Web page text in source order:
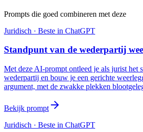
Prompts die goed combineren met deze
Juridisch · Beste in ChatGPT
Standpunt van de wederpartij
Met deze AI-prompt ontleed je als jurist het
wederpartij en bouw je een gerichte
argument, met de zwakke plekken
Bekijk prompt
Juridisch · Beste in ChatGPT